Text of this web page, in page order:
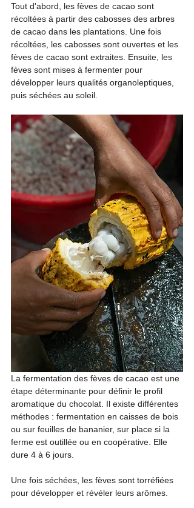
Tout d'abord, les fèves de cacao sont
récoltées à partir des cabosses des arbres
de cacao dans les plantations. Une fois
récoltées, les cabosses sont ouvertes et les
fèves de cacao sont extraites. Ensuite, les
fèves sont mises à fermenter pour
développer leurs qualités organoleptiques,
puis séchées au soleil.
La fermentation des fèves de cacao est une
étape déterminante pour définir le profil
aromatique du chocolat. Il existe différentes
méthodes : fermentation en caisses de bois
ou sur feuilles de bananier, sur place si la
ferme est outillée ou en coopérative. Elle
dure 4 à 6 jours.
Une fois séchées, les fèves sont torréfiées
pour développer et révéler leurs arômes.